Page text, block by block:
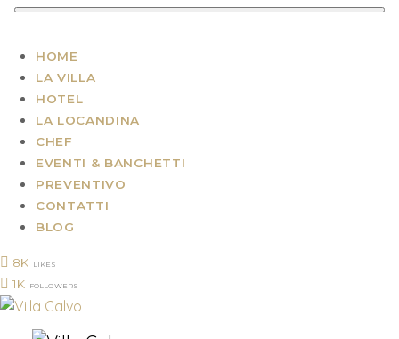
HOME
LA VILLA
HOTEL
LA LOCANDINA
CHEF
EVENTI & BANCHETTI
PREVENTIVO
CONTATTI
BLOG
8K LIKES
1K FOLLOWERS